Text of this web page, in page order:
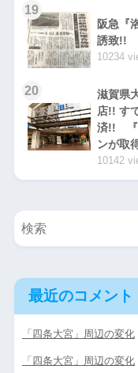
19
阪急『
誘致!!
10234
20
滋賀県
店!! す
済!! 『
ンが取
10142
最近のコメント
「四条大宮」周辺の変化
「四条大宮」周辺の変化